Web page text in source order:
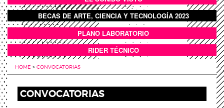
BOTON DOMO LLENO
BECAS DE ARTE, CIENCIA Y TECNOLOGÍA 2023
ANEXOS
PLANO LABORATORIO
RIDER TÉCNICO
HOME > CONVOCATORIAS
CONVOCATORIAS